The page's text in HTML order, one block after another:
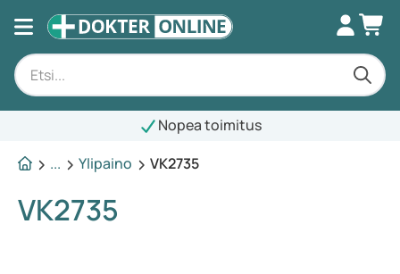
Nopea toimitus
...
Ylipaino VK2735
VK2735